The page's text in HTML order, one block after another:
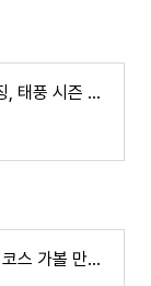
타이베이 날씨 일년 월별 특징, 태풍 시즌 여행하기 좋은 시기 성수기
대만 난터우 여행 명소, 추천 코스 가볼 만한 곳 5